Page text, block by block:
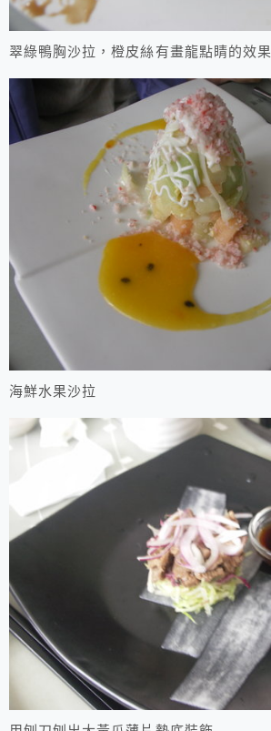
翠綠鴨胸沙拉，橙皮絲有畫龍點睛的效果
海鮮水果沙拉